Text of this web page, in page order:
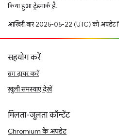
किया हुआ ट्रेडमार्क है.
आखिरी बार 2025-05-22 (UTC) को अपडेट
सहयोग करें
बग दायर करें
खुली समस्याएं देखें
मिलता-जुलता कॉन्टेंट
Chromium के अपडेट